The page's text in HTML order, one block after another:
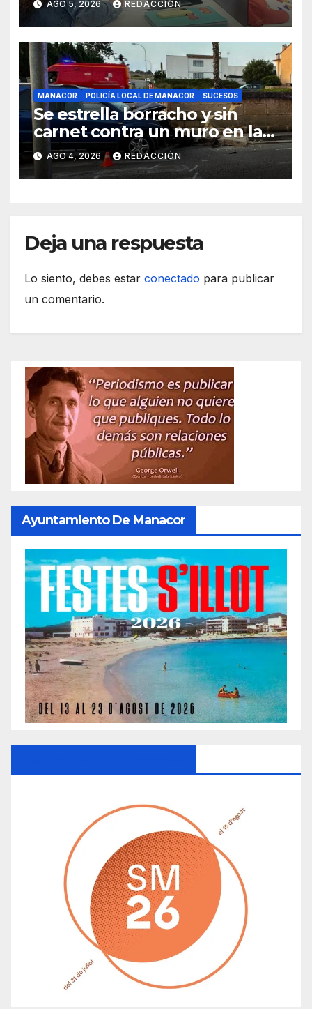
AGO 5, 2026 REDACCIÓN
MANACOR POLICÍA LOCAL DE MANACOR SUCESOS
Se estrella borracho y sin
carnet contra un muro en la
ronda del Port de Manacor y
lo destroza
AGO 4, 2026 REDACCIÓN
Deja una respuesta
Lo siento, debes estar conectado para publicar
un comentario.
Ayuntamiento De Manacor